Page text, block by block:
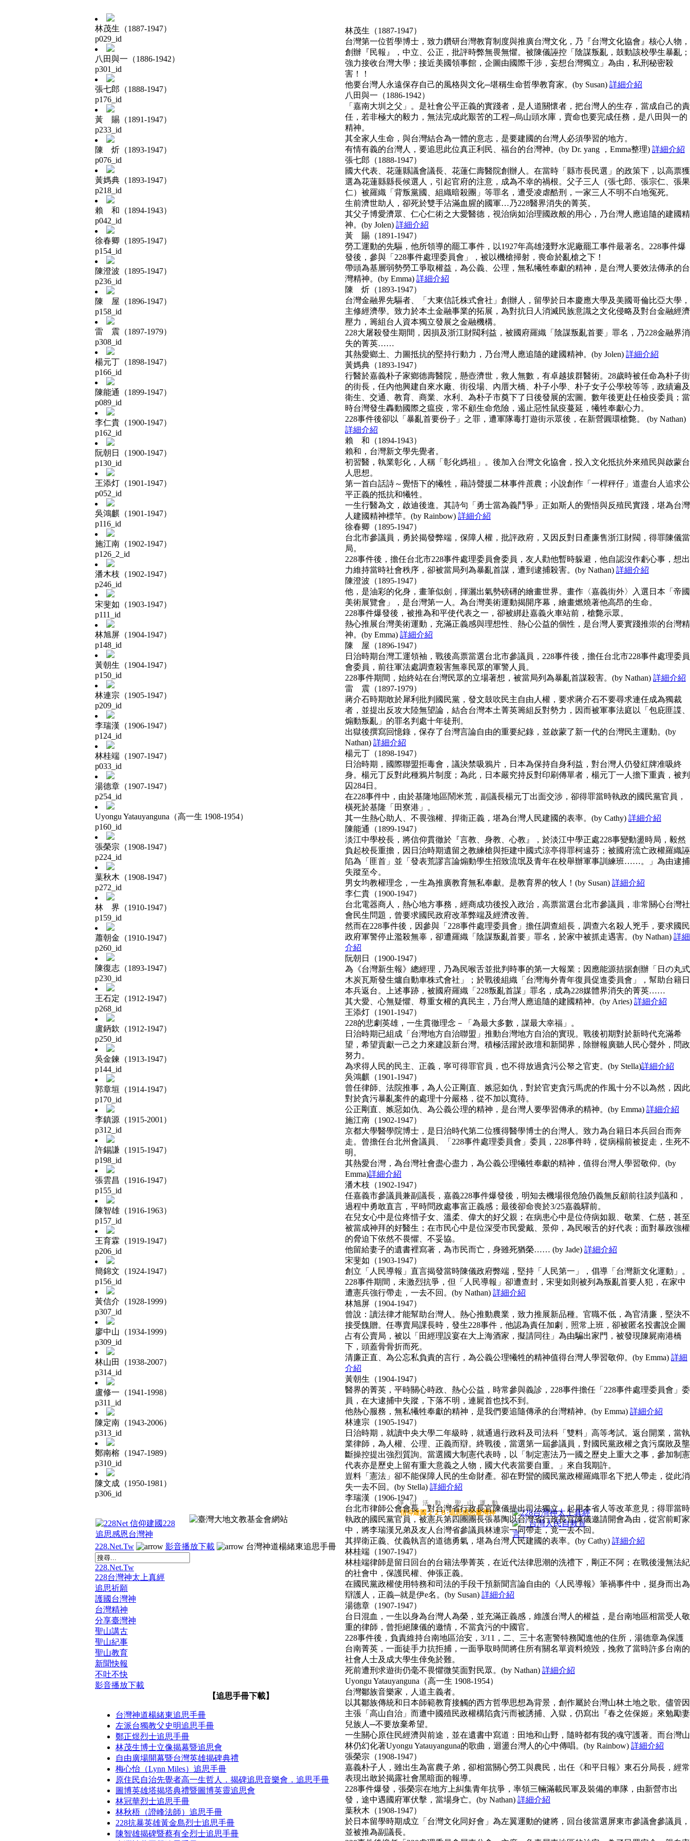
林茂生（1887-1947）
台灣第一位哲學博士，致力鑽研台灣教育制度與推廣台灣文化，乃『台灣文化協會』核心人物，
創辦『民報』，中立、公正，批評時弊無畏無懼。被陳儀誣控「陰謀叛亂，鼓動該校學生暴亂；
強力接收台灣大學；接近美國領事館，企圖由國際干涉，妄想台灣獨立」為由，私刑秘密殺
害！！
他要台灣人永遠保存自己的風格與文化─堪稱生命哲學教育家。(by Susan) 詳細介紹
八田與一（1886-1942）
「嘉南大圳之父」。是社會公平正義的實踐者，是人道關懷者，把台灣人的生存，當成自己的責
任，若非極大的毅力，無法完成此艱苦的工程─烏山頭水庫，賣命也要完成任務，是八田與一的
精神。
其全家人生命，與台灣結合為一體的意志，是要建國的台灣人必須學習的地方。
有情有義的台灣人，要追思此位真正利民、福台的台灣神。(by Dr. yang ，Emma整理) 詳細介紹
張七郎（1888-1947）
國大代表、花蓮縣議會議長、花蓮仁壽醫院創辦人。在當時「縣市長民選」的政策下，以高票獲
選為花蓮縣縣長候選人，引起官府的注意，成為不幸的禍根。父子三人（張七郎、張宗仁、張果
仁）被羅織「背叛黨國、組織暗殺團」等罪名，遭受凌虐酷刑，一家三人不明不白地冤死。
生前濟世助人，卻死於雙手沾滿血腥的國軍…乃228醫界消失的菁英。
其父子博愛濟眾、仁心仁術之大愛醫德，視治病如治理國政般的用心，乃台灣人應追隨的建國精
神。(by Jolen) 詳細介紹
黃 賜（1891-1947）
勞工運動的先驅，他所領導的罷工事件，以1927年高雄淺野水泥廠罷工事件最著名。228事件爆
發後，參與「228事件處理委員會」，被以機槍掃射，喪命於亂槍之下！
帶頭為基層弱勢勞工爭取權益，為公義、公理，無私犧牲奉獻的精神，是台灣人要效法傳承的台
灣精神。(by Emma) 詳細介紹
陳 炘（1893-1947）
台灣金融界先驅者、「大東信託株式會社」創辦人，留學於日本慶應大學及美國哥倫比亞大學，
主修經濟學。致力於本土金融事業的拓展，為對抗日人消滅民族意識之文化侵略及對台金融經濟
壓力，籌組台人資本獨立發展之金融機構。
228大屠殺發生期間，因損及浙江財閥利益，被國府羅織「陰謀叛亂首要」罪名，乃228金融界消
失的菁英……
其熱愛鄉土、力圖抵抗的堅持行動力，乃台灣人應追隨的建國精神。(by Jolen) 詳細介紹
黃媽典（1893-1947）
行醫於嘉義朴子家鄉德壽醫院，懸壺濟世，救人無數，有卓越拔群醫術。28歲時被任命為朴子街
的街長，任內他興建自來水廠、街役場、內厝大橋、朴子小學、朴子女子公學校等等，政績遍及
衛生、交通、教育、商業、水利、為朴子市奠下了日後發展的宏圖。數年後更赴任檢疫委員；當
時台灣發生轟動國際之瘟疫，常不顧生命危險，遏止惡性鼠疫蔓延，犧牲奉獻心力。
228事件後卻以「暴亂首要份子」之罪，遭軍隊毒打遊街示眾後，在新營圓環槍斃。 (by Nathan)
詳細介紹
賴 和（1894-1943）
賴和，台灣新文學先覺者。
初習醫，執業彰化，人稱「彰化媽祖」。後加入台灣文化協會，投入文化抵抗外來殖民與啟蒙台
人思想。
第一首白話詩～覺悟下的犧牲，藉詩聲援二林事件蔗農；小說創作「一桿秤仔」道盡台人追求公
平正義的抵抗和犧牲。
一生行醫為文，啟迪後進。其詩句「勇士當為義鬥爭」正如斯人的覺悟與反殖民實踐，堪為台灣
人建國精神標竿。(by Rainbow) 詳細介紹
徐春卿（1895-1947）
台北市參議員，勇於揭發弊端，保障人權，批評政府，又因反對日產廉售浙江財閥，得罪陳儀當
局。
228事件後，擔任台北市228事件處理委員會委員，友人勸他暫時躲避，他自認沒作虧心事，想出
力維持當時社會秩序，卻被當局列為暴亂首謀，遭到逮捕殺害。(by Nathan) 詳細介紹
陳澄波（1895-1947）
他，是油彩的化身，畫筆似劍，揮灑出氣勢磅礡的繪畫世界。畫作〈嘉義街外〉入選日本「帝國
美術展覽會」，是台灣第一人。為台灣美術運動揭開序幕，繪畫燃燒著他高昂的生命。
228事件爆發後，被推為和平使代表之一，卻被綁赴嘉義火車站前，槍斃示眾。
熱心推展台灣美術運動，充滿正義感與理想性、熱心公益的個性，是台灣人要實踐推崇的台灣精
神。(by Emma) 詳細介紹
陳 屋（1896-1947）
日治時期台灣工運領袖，戰後高票當選台北市參議員，228事件後，擔任台北市228事件處理委員
會委員，前往軍法處調查殺害無辜民眾的軍警人員。
228事件期間，始終站在台灣民眾的立場著想，被當局列為暴亂首謀殺害。(by Nathan) 詳細介紹
雷 震（1897-1979）
蔣介石時期敢於犀利批判國民黨，發文鼓吹民主自由人權，要求蔣介石不要尋求連任成為獨裁
者，並提出反攻大陸無望論，結合台灣本土菁英籌組反對勢力，因而被軍事法庭以「包庇匪諜、
煽動叛亂」的罪名判處十年徒刑。
出獄後撰寫回憶錄，保存了台灣言論自由的重要紀錄，並啟蒙了新一代的台灣民主運動。(by
Nathan) 詳細介紹
楊元丁（1898-1947）
日治時期，國際聯盟拒毒會，議決禁吸鴉片，日本為保持自身利益，對台灣人仍發紅牌准吸終
身。楊元丁反對此種鴉片制度；為此，日本嚴究持反對印刷傳單者，楊元丁一人擔下重責，被判
囚284日。
在228事件中，由於基隆地區鬧米荒，副議長楊元丁出面交涉，卻得罪當時執政的國民黨官員，
橫死於基隆「田寮港」。
其一生熱心助人、不畏強權、捍衛正義，堪為台灣人民建國的表率。(by Cathy) 詳細介紹
陳能通（1899-1947）
淡江中學校長，將信仰貫徹於『言教、身教、心教』，於淡江中學正處228事變動盪時局，毅然
負起校長重擔，因日治時期遺留之教練槍與拒建中國式涼亭得罪柯遠芬；被國府流亡政權羅織誣
陷為「匪首」並「發表荒謬言論煽動學生招致流氓及青年在校舉辦軍事訓練班……。」為由逮捕
失蹤至今。
男女均教權理念，一生為推廣教育無私奉獻。是教育界的牧人！(by Susan) 詳細介紹
李仁貴（1900-1947）
台北電器商人，熱心地方事務，經商成功後投入政治，高票當選台北市參議員，非常關心台灣社
會民生問題，曾要求國民政府改革弊端及經濟改善。
然而在228事件後，因參與「228事件處理委員會」擔任調查組長，調查六名殺人兇手，要求國民
政府軍警停止濫殺無辜，卻遭羅織「陰謀叛亂首要」罪名，於家中被抓走遇害。(by Nathan) 詳細
介紹
阮朝日（1900-1947）
為《台灣新生報》總經理，乃為民喉舌並批判時事的第一大報業；因應能源拮据創辦「日の丸式
木炭瓦斯發生爐自動車株式會社」；於戰後組織「台灣海外青年復員促進委員會」，幫助台籍日
本兵返台。上述事跡，被國府羅織「228叛亂首謀」罪名，成為228媒體界消失的菁英……
其大愛、心無疑懼、尊重女權的真民主，乃台灣人應追隨的建國精神。(by Aries) 詳細介紹
王添灯（1901-1947）
228的悲劇英雄，一生貫徹理念－「為最大多數，謀最大幸福」。
日治時期已組成「台灣地方自治聯盟」推動台灣地方自治的實現。戰後初期對於新時代充滿希
望，希望貢獻一己之力來建設新台灣。積極活躍於政壇和新聞界，除辦報廣聽人民心聲外，問政
努力。
為求得人民的民主、正義，寧可得罪官員，也不得放過貪污公帑之官吏。(by Stella)詳細介紹
吳鴻麒（1901-1947）
曾任律師、法院推事，為人公正剛直、嫉惡如仇，對於官吏貪污馬虎的作風十分不以為然，因此
對於貪污暴亂案件的處理十分嚴格，從不加以寬待。
公正剛直、嫉惡如仇、為公義公理的精神，是台灣人要學習傳承的精神。(by Emma) 詳細介紹
施江南（1902-1947）
京都大學醫學院博士，是日治時代第二位獲得醫學博士的台灣人。致力為台籍日本兵回台而奔
走。曾擔任台北州會議員、「228事件處理委員會」委員，228事件時，從病榻前被捉走，生死不
明。
其熱愛台灣，為台灣社會盡心盡力，為公義公理犧牲奉獻的精神，值得台灣人學習敬仰。(by
Emma)詳細介紹
潘木枝（1902-1947）
任嘉義市參議員兼副議長，嘉義228事件爆發後，明知去機場很危險仍義無反顧前往談判議和，
過程中勇敢直言，平時問政處事富正義感；最後卻命喪於3/25嘉義驛前。
在兒女心中是位疼惜子女、溫柔、偉大的好父親；在病患心中是位侍病如親、敬業、仁慈，甚至
被當成神拜的好醫生；在市民心中是位深受市民愛戴、景仰，為民喉舌的好代表；面對暴政強權
的脅迫下依然不畏懼、不妥協。
他留給妻子的遺書裡寫著，為市民而亡，身雖死猶榮…… (by Jade) 詳細介紹
宋斐如（1903-1947）
創立「人民導報」直言揭發當時陳儀政府弊端，堅持「人民第一」，倡導「台灣新文化運動」。
228事件期間，未激烈抗爭，但「人民導報」卻遭查封，宋斐如則被列為叛亂首要人犯，在家中
遭憲兵強行帶走，一去不回。(by Nathan) 詳細介紹
林旭屏（1904-1947）
曾說：讀法律才能幫助台灣人。熱心推動農業，致力推展新品種。官職不低，為官清廉，堅決不
接受餽贈。任專賣局課長時，發生228事件，他認為責任加劇，照常上班，卻被匿名投書說企圖
占有公賣局，被以「田經理設宴在大上海酒家，擬請同往」為由騙出家門，被發現陳屍南港橋
下，頭蓋骨骨折而死。
清廉正直、為公忘私負責的言行，為公義公理犧牲的精神值得台灣人學習敬仰。(by Emma) 詳細
介紹
黃朝生（1904-1947）
醫界的菁英，平時關心時政、熱心公益，時常參與義診，228事件擔任「228事件處理委員會」委
員，在大逮捕中失蹤，下落不明，連屍首也找不到。
他熱心服務，無私犧牲奉獻的精神，是我們要追隨傳承的台灣精神。(by Emma) 詳細介紹
林連宗（1905-1947）
日治時期，就讀中央大學二年級時，就通過行政科及司法科「雙料」高等考試。返台開業，當執
業律師，為人權、公理、正義而辯。終戰後，當選第一屆參議員，對國民黨政權之貪污腐敗及壟
斷操控提出強烈質詢。當選國大制憲代表時，以「制定憲法乃一國之歷史上重大之事，參加制憲
代表亦是歷史上留有重大意義之人物，國大代表當要自重。」來自我期許。
豈料「憲法」卻不能保障人民的生命財產。卻在野蠻的國民黨政權羅織罪名下把人帶走，從此消
失一去不回。(by Stella) 詳細介紹
李瑞漢（1906-1947）
台北市律師公會會長，對台灣省行政長官陳儀提出司法獨立、起用本省人等改革意見；得罪當時
執政的國民黨官員，被憲兵第四團團長張慕陶以台灣省行政長官陳儀邀請開會為由，從宮前町家
中，將李瑞漢兄弟及友人台灣省參議員林連宗一同帶走，竟一去不回。
其捍衛正義、仗義執言的道德勇氣，堪為台灣人民建國的表率。(by Cathy) 詳細介紹
林桂端（1907-1947）
林桂端律師是留日回台的台籍法學菁英，在近代法律思潮的洗禮下，剛正不阿；在戰後漫無法紀
的社會中，保護民權、伸張正義。
在國民黨政權使用特務和司法的手段干預新聞言論自由的《人民導報》筆禍事件中，挺身而出為
辯護人，正義─就是伊e名。(by Susan) 詳細介紹
湯德章（1907-1947）
台日混血，一生以身為台灣人為榮，並充滿正義感，維護台灣人的權益，是台南地區相當受人敬
重的律師，曾拒絕陳儀的邀情，不當貪污的中國官。
228事件後，負責維持台南地區治安，3/11，二、三十名憲警特務闖進他的住所，湯德章為保護
台南菁英，一面徒手力抗拒捕，一面爭取時間將住所有關名單資料燒毀，挽救了當時許多台南的
社會人士及成大學生倖免於難。
死前遭刑求遊街仍毫不畏懼微笑面對民眾。(by Nathan) 詳細介紹
Uyongu Yatauyanguna（高一生 1908-1954）
台灣鄒族音樂家，人道主義者。
以其鄒族傳統和日本師範教育接觸的西方哲學思想為背景，創作屬於台灣山林土地之歌。儘管因
主張「高山自治」而遭中國殖民政權構陷貪污而被誘捕、入獄，仍寫出『春之佐保姬』來勉勵妻
兒族人─不要放棄希望。
一生關心原住民經濟與前途，並在遺書中寫道：田地和山野，隨時都有我的魂守護著。而台灣山
林仍幻化著Uyongu Yatauyanguna的歌曲，迴盪台灣人的心中傳唱。(by Rainbow) 詳細介紹
張榮宗（1908-1947）
嘉義朴子人，雖出生為富農子弟，卻相當關心勞工與農民，出任《和平日報》東石分局長，經常
表現出敢於揭露社會黑暗面的報導。
228事件爆發，張榮宗在地方上糾集青年抗爭，率領三輛滿載民軍及裝備的車隊，由新營市出
發，途中遇國府軍伏擊，當場身亡。(by Nathan) 詳細介紹
葉秋木（1908-1947）
於日本留學時期成立「台灣文化同好會」為左翼運動的健將，回台後當選屏東市參議會參議員，
並被推為副議長。
林茂生（1887-1947）
p029_id
八田與一（1886-1942）
p301_id
張七郎（1888-1947）
p176_id
黃 賜（1891-1947）
p233_id
陳 炘（1893-1947）
p076_id
黃媽典（1893-1947）
p218_id
賴 和（1894-1943）
p042_id
徐春卿（1895-1947）
p154_id
陳澄波（1895-1947）
p236_id
陳 屋（1896-1947）
p158_id
雷 震（1897-1979）
p308_id
楊元丁（1898-1947）
p166_id
陳能通（1899-1947）
p089_id
李仁貴（1900-1947）
p162_id
阮朝日（1900-1947）
p130_id
王添灯（1901-1947）
p052_id
吳鴻麒（1901-1947）
p116_id
施江南（1902-1947）
p126_2_id
潘木枝（1902-1947）
p246_id
宋斐如（1903-1947）
p111_id
林旭屏（1904-1947）
p148_id
黃朝生（1904-1947）
p150_id
林連宗（1905-1947）
p209_id
李瑞漢（1906-1947）
p124_id
林桂端（1907-1947）
p033_id
湯德章（1907-1947）
p254_id
Uyongu Yatauyanguna（高一生 1908-1954）
p160_id
張榮宗（1908-1947）
p224_id
葉秋木（1908-1947）
p272_id
林 界（1910-1947）
p159_id
蕭朝金（1910-1947）
p260_id
陳復志（1893-1947）
p230_id
王石定（1912-1947）
p268_id
盧鈵欽（1912-1947）
p250_id
吳金鍊（1913-1947）
p144_id
郭章垣（1914-1947）
p170_id
李鎮源（1915-2001）
p312_id
許錫謙（1915-1947）
p198_id
張雲昌（1916-1947）
p155_id
陳智雄（1916-1963）
p157_id
王育霖（1919-1947）
p206_id
簡錦文（1924-1947）
p156_id
黃信介（1928-1999）
p307_id
廖中山（1934-1999）
p309_id
林山田（1938-2007）
p314_id
盧修一（1941-1998）
p311_id
陳定南（1943-2006）
p313_id
鄭南榕（1947-1989）
p310_id
陳文成（1950-1981）
p306_id
淨 山 活 動 ‧ 聖 山 運 動
信仰建國２２８‧追思感恩臺灣神
228.Net.Tw 影音播放下載 台灣神道楊緒東追思手冊
228.Net.Tw
228台灣神太上真經
追思祈願
護國台灣神
台灣精神
分享臺灣神
聖山講古
聖山紀事
聖山教育
新聞快報
不吐不快
影音播放下載
【追思手冊下載】
台灣神道楊緒東追思手冊
左派台獨教父史明追思手冊
鄭正煜烈士追思手冊
林茂生博士立像揭幕暨追思會
自由廣場開幕暨台灣英雄揭碑典禮
梅心怡（Lynn Miles）追思手冊
原住民自治先覺者高一生哲人．揭碑追思音樂會．追思手冊
圖博英雄塔揭塔典禮暨圖博英靈追思會
林冠華烈士追思手冊
林秋梧（證峰法師）追思手冊
228抗暴英雄黃金島烈士追思手冊
陳智雄揭碑暨蔡有全烈士追思手冊